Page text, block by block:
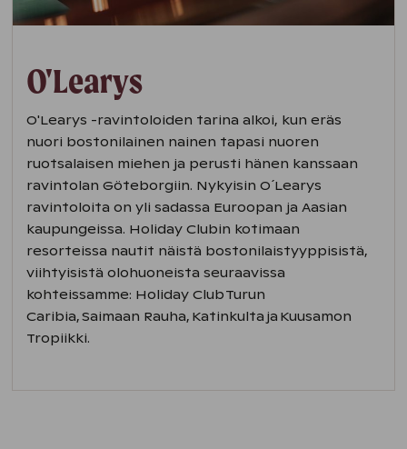
O'Learys
O'Learys -ravintoloiden tarina alkoi, kun eräs
nuori bostonilainen nainen tapasi nuoren
ruotsalaisen miehen ja perusti hänen kanssaan
ravintolan Göteborgiin. Nykyisin O´Learys
ravintoloita on yli sadassa Euroopan ja Aasian
kaupungeissa. Holiday Clubin kotimaan
resorteissa nautit näistä bostonilaistyyppisistä,
viihtyisistä olohuoneista seuraavissa
kohteissamme: Holiday Club Turun
Caribia, Saimaan Rauha, Katinkulta ja Kuusamon
Tropiikki.